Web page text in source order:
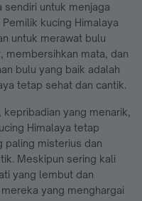
untuk menjaga
kucing Himalaya
untuk merawat bulu
membersihkan mata, dan
bulu yang baik adalah
tetap sehat dan cantik.
yang menarik,
Himalaya tetap
paling misterius dan
Meskipun sering kali
yang lembut dan
yang menghargai